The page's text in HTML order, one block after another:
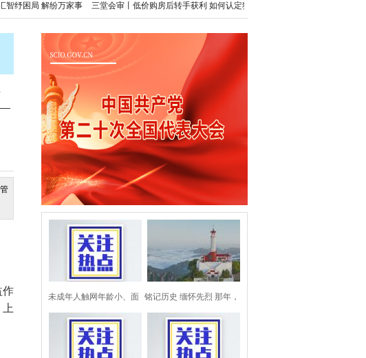
局 解纷万家事 三堂会审丨低价购房后转手获利 如何认定犯罪孳息
作
未成年人触网年龄小、面
临风险大，怎么解？
铭记历史 缅怀先烈 那年，
英雄正年轻